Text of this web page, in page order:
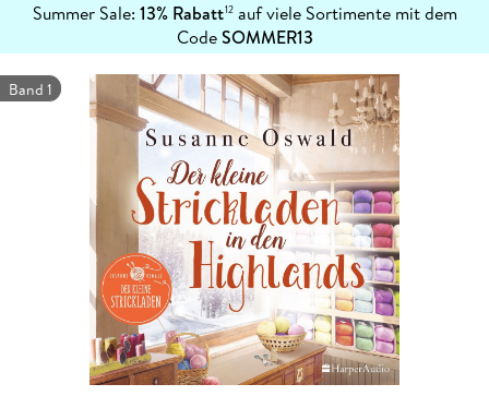
Summer Sale: 13% Rabatt12auf viele Sortimente mit dem
CodeSOMMER13
erfahren
Band 1